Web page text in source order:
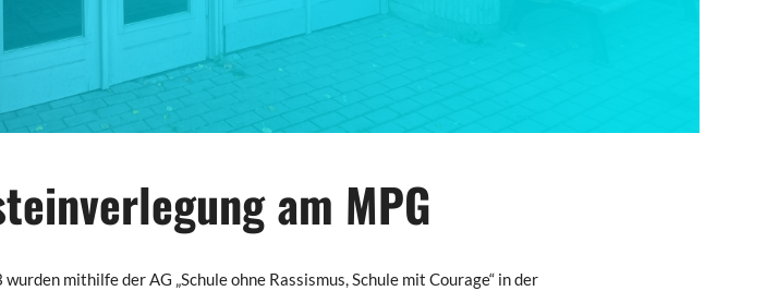
am MPG
mithilfe der AG „Schule ohne Rassismus, Schule mit Courage“ in der